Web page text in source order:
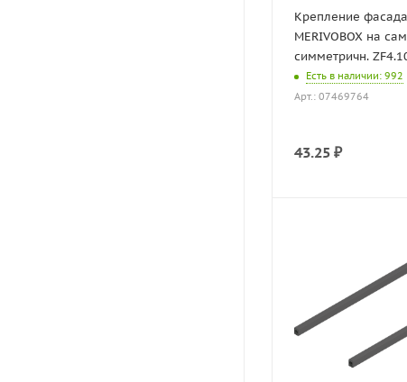
Крепление
MERIVOBOX на
симметричн.
Есть в наличии: 992
Арт.: 07469764
43.25 ₽